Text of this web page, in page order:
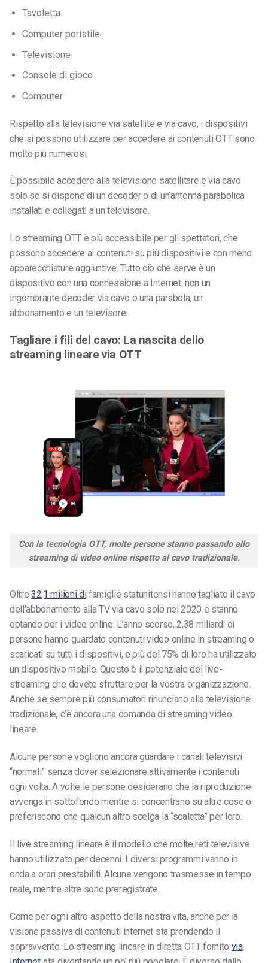
Tavoletta
Computer portatile
Televisione
Console di gioco
Computer
Rispetto alla televisione via satellite e via cavo, i dispositivi
che si possono utilizzare per accedere ai contenuti OTT sono
molto più numerosi.
È possibile accedere alla televisione satellitare e via cavo
solo se si dispone di un decoder o di un’antenna parabolica
installati e collegati a un televisore.
Lo streaming OTT è più accessibile per gli spettatori, che
possono accedere ai contenuti su più dispositivi e con meno
apparecchiature aggiuntive. Tutto ciò che serve è un
dispositivo con una connessione a Internet, non un
ingombrante decoder via cavo o una parabola, un
abbonamento e un televisore.
Tagliare i fili del cavo: La nascita dello
streaming lineare via OTT
Con la tecnologia OTT, molte persone stanno passando allo
streaming di video online rispetto al cavo tradizionale.
Oltre32,1 milioni difamiglie statunitensi hanno tagliato il cavo
dell’abbonamento alla TV via cavo solo nel 2020 e stanno
optando per i video online. L’anno scorso, 2,38 miliardi di
persone hanno guardato contenuti video online in streaming o
scaricati su tutti i dispositivi, e più del 75% di loro ha utilizzato
un dispositivo mobile. Questo è il potenziale del live-
streaming che dovete sfruttare per la vostra organizzazione.
Anche se sempre più consumatori rinunciano alla televisione
tradizionale, c’è ancora una domanda di streaming video
lineare.
Alcune persone vogliono ancora guardare i canali televisivi
“normali” senza dover selezionare attivamente i contenuti
ogni volta. A volte le persone desiderano che la riproduzione
avvenga in sottofondo mentre si concentrano su altre cose o
preferiscono che qualcun altro scelga la “scaletta” per loro.
Il live streaming lineare è il modello che molte reti televisive
hanno utilizzato per decenni. I diversi programmi vanno in
onda a orari prestabiliti. Alcune vengono trasmesse in tempo
reale, mentre altre sono preregistrate.
Come per ogni altro aspetto della nostra vita, anche per la
visione passiva di contenuti internet sta prendendo il
sopravvento. Lo streaming lineare in diretta OTT fornito via